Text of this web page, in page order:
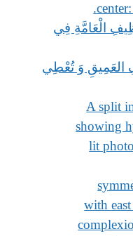
الْعَامَّةِ فِي
العَمِيقِ وَ تُعْطِي